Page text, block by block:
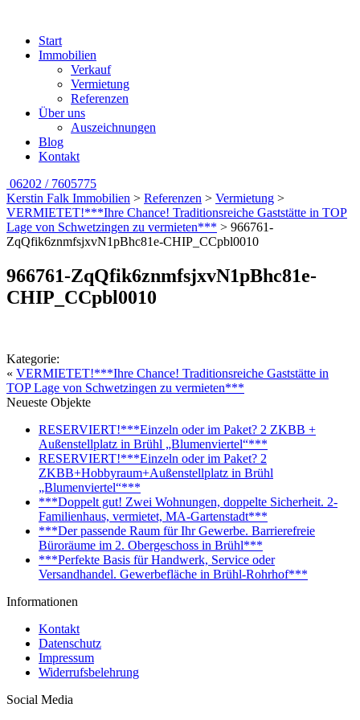
Start
Immobilien
Verkauf
Vermietung
Referenzen
Über uns
Auszeichnungen
Blog
Kontakt
06202 / 7605775
Kerstin Falk Immobilien > Referenzen > Vermietung >
VERMIETET!***Ihre Chance! Traditionsreiche Gaststätte in TOP
Lage von Schwetzingen zu vermieten*** > 966761-
ZqQfik6znmfsjxvN1pBhc81e-CHIP_CCpbl0010
966761-ZqQfik6znmfsjxvN1pBhc81e-
CHIP_CCpbl0010
Kategorie:
« VERMIETET!***Ihre Chance! Traditionsreiche Gaststätte in
TOP Lage von Schwetzingen zu vermieten***
Neueste Objekte
RESERVIERT!***Einzeln oder im Paket? 2 ZKBB +
Außenstellplatz in Brühl „Blumenviertel“***
RESERVIERT!***Einzeln oder im Paket? 2
ZKBB+Hobbyraum+Außenstellplatz in Brühl
„Blumenviertel“***
***Doppelt gut! Zwei Wohnungen, doppelte Sicherheit. 2-
Familienhaus, vermietet, MA-Gartenstadt***
***Der passende Raum für Ihr Gewerbe. Barrierefreie
Büroräume im 2. Obergeschoss in Brühl***
***Perfekte Basis für Handwerk, Service oder
Versandhandel. Gewerbefläche in Brühl-Rohrhof***
Informationen
Kontakt
Datenschutz
Impressum
Widerrufsbelehrung
Social Media